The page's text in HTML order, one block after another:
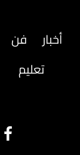
أخبار فن
تعليم